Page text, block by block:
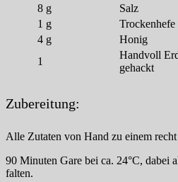
8 g
Salz
1 g
Trockenhefe
4 g
Honig
1
Handvoll
gehackt
Zubereitung:
Alle Zutaten von Hand zu einem
90 Minuten Gare bei ca. 24°C, dabei
falten.